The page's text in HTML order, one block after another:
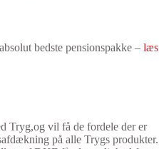
bedste pensionspakke – læs
Tryg,og vil få de fordele der er
på alle Trygs produkter.